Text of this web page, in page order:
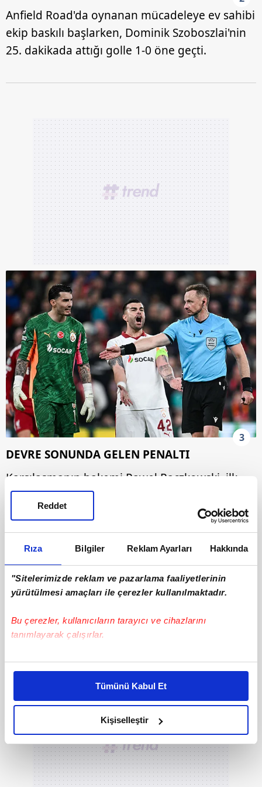
Rıza Bilgiler Reklam Ayarları Hakkında
"Sitelerimizde reklam ve pazarlama faaliyetlerinin
yürütülmesi amaçları ile çerezler kullanılmaktadır.
Bu çerezler, kullanıcıların tarayıcı ve cihazlarını
tanımlayarak çalışırlar.
Bu çerezlere izin vermeniz halinde sizlere özel
daha iyi reklam deneyimi yaşatabiliriz. Bunu yaparken
amacımızın size daha iyi bir reklam deneyimi sunmak
olduğunu ve sizlere en iyi içerikleri sunabilmek adına
elimizden gelen çabayı gösterdiğimizi ve bu noktada,
reklamların maliyetlerimizi karşılamak noktasında tek gelir
kalemimiz olduğunu sizlere hatırlatmak isteriz.
Tümünü Kabul Et
Kişiselleştir
Reddet
Anfield Road'da oynanan mücadeleye ev sahibi
ekip baskılı başlarken, Dominik Szoboszlai'nin
25. dakikada attığı golle 1-0 öne geçti.
3
DEVRE SONUNDA GELEN PENALTI
Karşılaşmanın hakemi Paweł Raczkowski, ilk
yarının uzatma anlarında Szoboszlai'nin yerde
kalmasının ardından penaltı noktasını gösterdi.
DİĞER FOTOĞRAFLAR İÇİN İLERLEYİNİZ